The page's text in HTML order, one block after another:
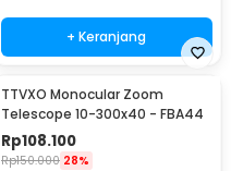
+ Keranjang
TTVXO Monocular Zoom
Telescope 10-300x40 - FBA44
Rp108.100
Rp150.000 28%